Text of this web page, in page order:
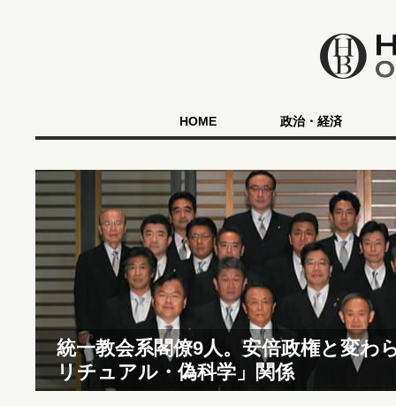
HOME 政治・経済
統一教会系閣僚9人。安倍政権と変わ
リチュアル・偽科学」関係